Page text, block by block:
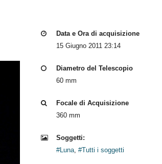
Data e Ora di acquisizione
15 Giugno 2011 23:14
Diametro del Telescopio
60 mm
Focale di Acquisizione
360 mm
Soggetti:
#Luna, #Tutti i soggetti